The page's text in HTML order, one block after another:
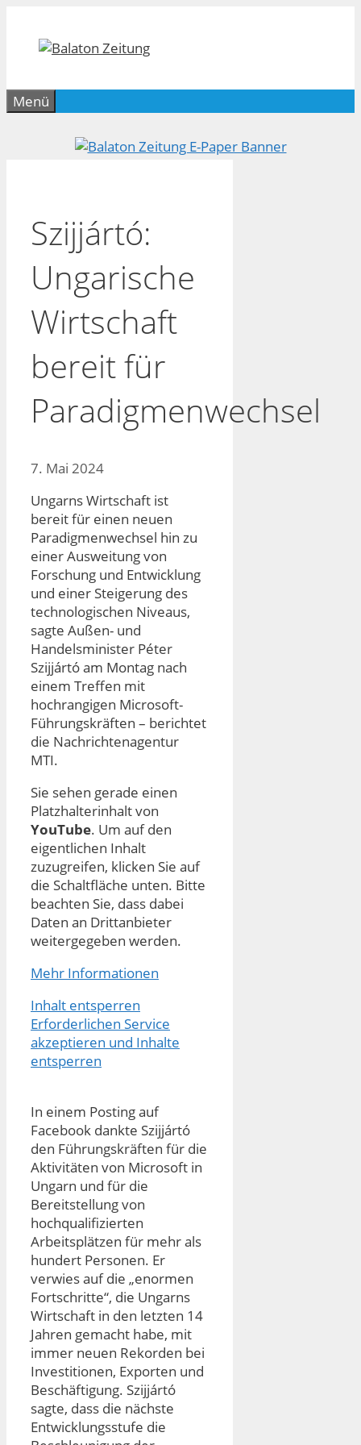
springen
Menü
Szijjártó:
Ungarische
Wirtschaft
bereit für
Paradigmenwechsel
7. Mai 2024
Ungarns Wirtschaft ist
bereit für einen neuen
Paradigmenwechsel hin zu
einer Ausweitung von
Forschung und Entwicklung
und einer Steigerung des
technologischen Niveaus,
sagte Außen- und
Handelsminister Péter
Szijjártó am Montag nach
einem Treffen mit
hochrangigen Microsoft-
Führungskräften – berichtet
die Nachrichtenagentur
MTI.
Sie sehen gerade einen
Platzhalterinhalt von
YouTube. Um auf den
eigentlichen Inhalt
zuzugreifen, klicken Sie auf
die Schaltfläche unten. Bitte
beachten Sie, dass dabei
Daten an Drittanbieter
weitergegeben werden.
Mehr Informationen
Inhalt entsperren
Erforderlichen Service
akzeptieren und Inhalte
entsperren
In einem Posting auf
Facebook dankte Szijjártó
den Führungskräften für die
Aktivitäten von Microsoft in
Ungarn und für die
Bereitstellung von
hochqualifizierten
Arbeitsplätzen für mehr als
hundert Personen. Er
verwies auf die „enormen
Fortschritte“, die Ungarns
Wirtschaft in den letzten 14
Jahren gemacht habe, mit
immer neuen Rekorden bei
Investitionen, Exporten und
Beschäftigung. Szijjártó
sagte, dass die nächste
Entwicklungsstufe die